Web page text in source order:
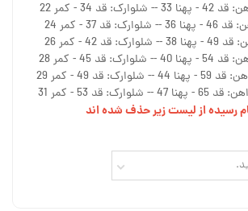
رسیده از لیست زیر حذف شده اند